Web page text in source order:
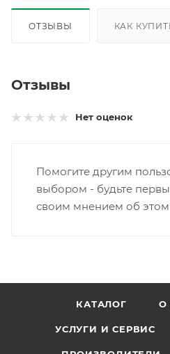
ОТЗЫВЫ КАК
Отзывы
Нет оценок
Помогите другим
выбором - будьте
своим мнением об этом
КАТАЛОГ О
УСЛУГИ И СЕРВИС